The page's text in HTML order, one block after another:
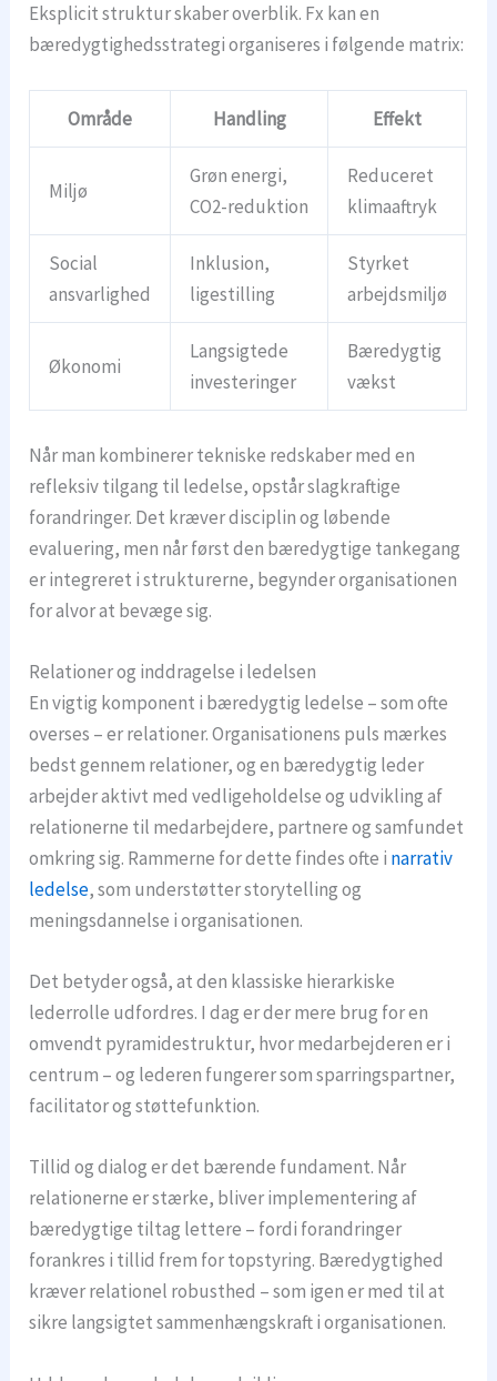
Eksplicit struktur skaber overblik. Fx kan en
bæredygtighedsstrategi organiseres i følgende matrix:
Område Handling Effekt
Miljø
Grøn energi,
CO2-reduktion
Reduceret
klimaaftryk
Social
ansvarlighed
Inklusion,
ligestilling
Styrket
arbejdsmiljø
Økonomi
Langsigtede
investeringer
Bæredygtig
vækst
Når man kombinerer tekniske redskaber med en
refleksiv tilgang til ledelse, opstår slagkraftige
forandringer. Det kræver disciplin og løbende
evaluering, men når først den bæredygtige tankegang
er integreret i strukturerne, begynder organisationen
for alvor at bevæge sig.
Relationer og inddragelse i ledelsen
En vigtig komponent i bæredygtig ledelse – som ofte
overses – er relationer. Organisationens puls mærkes
bedst gennem relationer, og en bæredygtig leder
arbejder aktivt med vedligeholdelse og udvikling af
relationerne til medarbejdere, partnere og samfundet
omkring sig. Rammerne for dette findes ofte i narrativ
ledelse, som understøtter storytelling og
meningsdannelse i organisationen.
Det betyder også, at den klassiske hierarkiske
lederrolle udfordres. I dag er der mere brug for en
omvendt pyramidestruktur, hvor medarbejderen er i
centrum – og lederen fungerer som sparringspartner,
facilitator og støttefunktion.
Tillid og dialog er det bærende fundament. Når
relationerne er stærke, bliver implementering af
bæredygtige tiltag lettere – fordi forandringer
forankres i tillid frem for topstyring. Bæredygtighed
kræver relationel robusthed – som igen er med til at
sikre langsigtet sammenhængskraft i organisationen.